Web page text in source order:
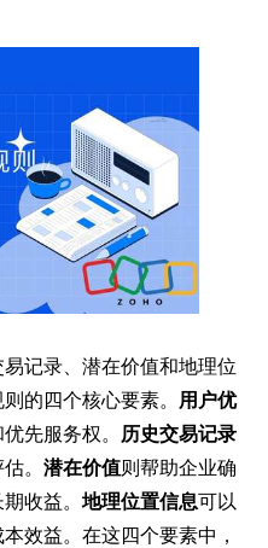
记录、潜在价值和地理位
的四个核心要素。 用户优
先服务权。 历史交易记录
估。潜在价值则帮助企业确
期收益。地理位置信息可以
效益。在这四个要素中，